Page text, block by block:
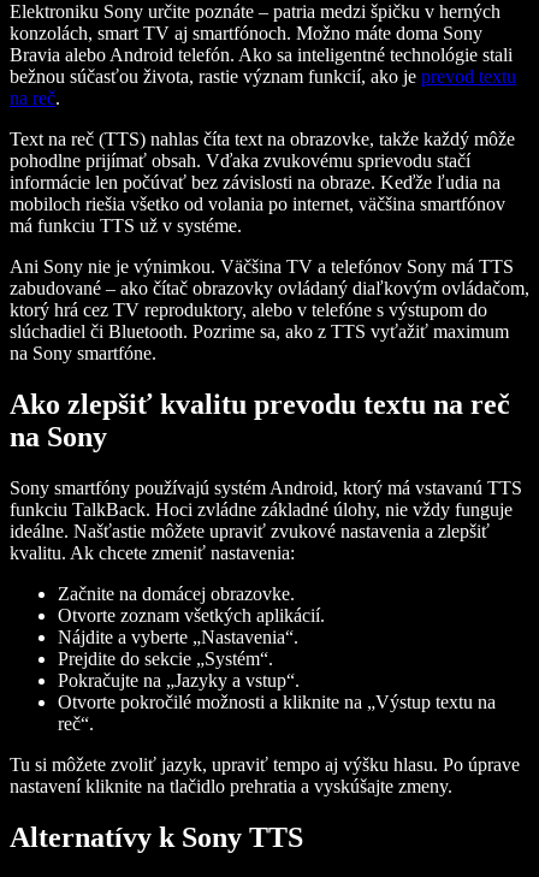
Elektroniku Sony určite poznáte – patria medzi špičku v herných
konzolách, smart TV aj smartfónoch. Možno máte doma Sony
Bravia alebo Android telefón. Ako sa inteligentné technológie stali
bežnou súčasťou života, rastie význam funkcií, ako je prevod textu
na reč.
Text na reč (TTS) nahlas číta text na obrazovke, takže každý môže
pohodlne prijímať obsah. Vďaka zvukovému sprievodu stačí
informácie len počúvať bez závislosti na obraze. Keďže ľudia na
mobiloch riešia všetko od volania po internet, väčšina smartfónov
má funkciu TTS už v systéme.
Ani Sony nie je výnimkou. Väčšina TV a telefónov Sony má TTS
zabudované – ako čítač obrazovky ovládaný diaľkovým ovládačom,
ktorý hrá cez TV reproduktory, alebo v telefóne s výstupom do
slúchadiel či Bluetooth. Pozrime sa, ako z TTS vyťažiť maximum
na Sony smartfóne.
Ako zlepšiť kvalitu prevodu textu na reč
na Sony
Sony smartfóny používajú systém Android, ktorý má vstavanú TTS
funkciu TalkBack. Hoci zvládne základné úlohy, nie vždy funguje
ideálne. Našťastie môžete upraviť zvukové nastavenia a zlepšiť
kvalitu. Ak chcete zmeniť nastavenia:
Začnite na domácej obrazovke.
Otvorte zoznam všetkých aplikácií.
Nájdite a vyberte „Nastavenia“.
Prejdite do sekcie „Systém“.
Pokračujte na „Jazyky a vstup“.
Otvorte pokročilé možnosti a kliknite na „Výstup textu na
reč“.
Tu si môžete zvoliť jazyk, upraviť tempo aj výšku hlasu. Po úprave
nastavení kliknite na tlačidlo prehratia a vyskúšajte zmeny.
Alternatívy k Sony TTS